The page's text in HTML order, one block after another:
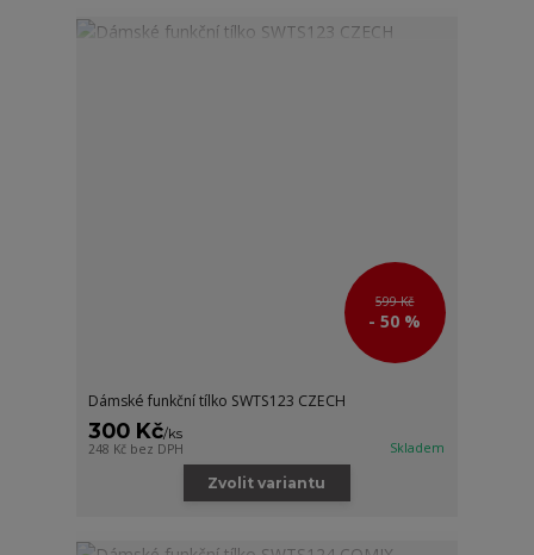
599 Kč
- 50 %
Dámské funkční tílko SWTS123 CZECH
300 Kč/ks
248 Kč bez DPH Skladem
Zvolit variantu